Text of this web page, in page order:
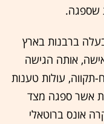
שספגה.
ברבנות בארץ
אותה הגישה
עולות טענות
אשר ספגה מצד
אונס ברוטאלי